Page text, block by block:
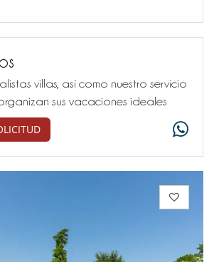
villas, así como nuestro servicio
sus vacaciones ideales